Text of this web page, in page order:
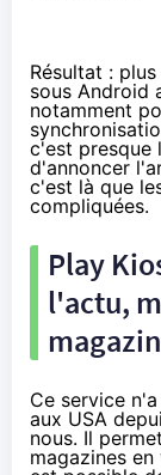
Résultat :
sous Android
notamment
c'est presque
d'annoncer
c'est là que
compliquées.
Play
l'actu,
Ce service
aux USA
nous. Il
magazines